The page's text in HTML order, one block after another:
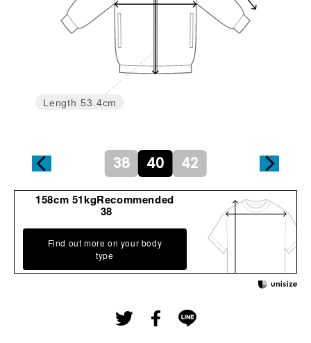
Length 53.4cm
38 40 42
158cm 51kgRecommended
38
Find out more on your body
type